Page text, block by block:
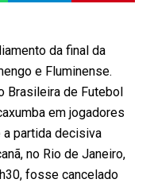
da final da
e Fluminense.
Brasileira de Futebol
em jogadores
partida decisiva
no Rio de Janeiro,
fosse cancelado